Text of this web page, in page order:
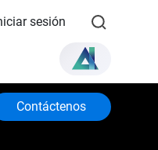
sesión
Contáctenos